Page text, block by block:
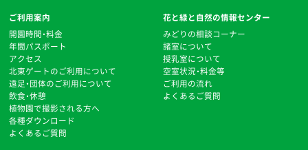
ご利用案内
開園時間・料金
年間パスポート
アクセス
北東ゲートのご利用について
遠足・団体のご利用について
飲食・休憩
植物園で撮影される方へ
各種ダウンロード
よくあるご質問
花と緑と自然の情報センター
みどりの相談コーナー
諸室について
授乳室について
空室状況・料金等
ご利用の流れ
よくあるご質問